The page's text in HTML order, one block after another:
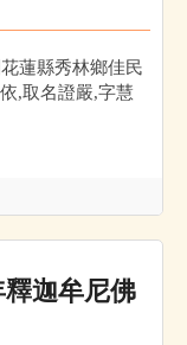
蓮縣秀林鄉佳民
,取名證嚴,字慧
迦牟尼佛